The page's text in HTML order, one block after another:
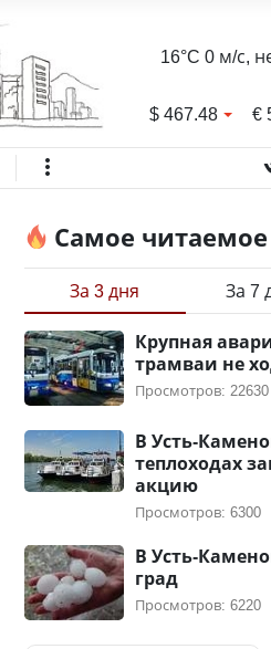
16°C 0 м/с,
$467.48 €
Самое читаемое
За 3 дня За 7
Крупная
трамваи не
Просмотров: 22630
В Усть-
теплоходах
акцию
Просмотров: 6300
В Усть-
град
Просмотров: 6220